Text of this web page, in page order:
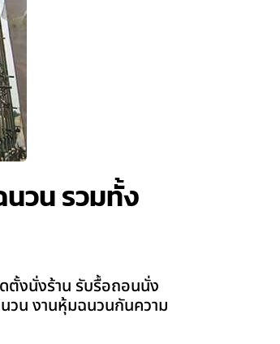
นวน รวมทั้ง
ตั้งนั่งร้าน รับรื้อถอนนั่ง
วน งานหุ้มฉนวนกันความ